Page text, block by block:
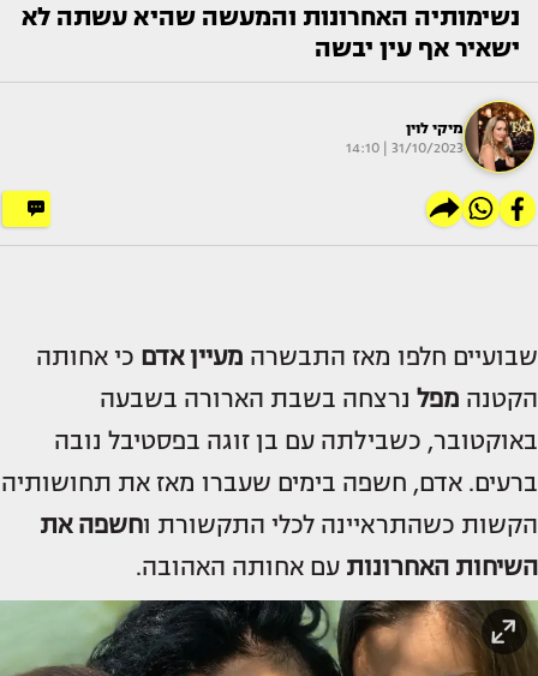
נשימותיה האחרונות והמעשה שהיא עשתה לא
ישאיר אף עין יבשה
מיקי לוין
31/10/2023 | 14:10
שבועיים חלפו מאז התבשרה מעיין אדם כי אחותה
הקטנה מפל נרצחה בשבת הארורה בשבעה
באוקטובר, כשבילתה עם בן זוגה בפסטיבל נובה
ברעים. אדם, חשפה בימים שעברו מאז את תחושותיה
הקשות כשהתראיינה לכלי התקשורת וחשפה את
השיחות האחרונות עם אחותה האהובה.